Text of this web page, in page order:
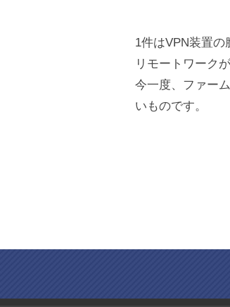
1件はVPN装置の
リモートワーク
今一度、ファー
いものです。